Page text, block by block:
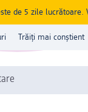
de 5 zile lucrătoare.
Trăiți mai conștient